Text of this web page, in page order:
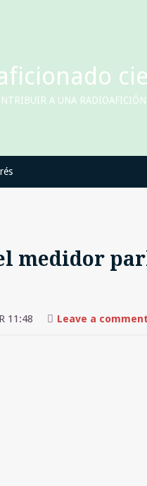
A UNA RADIOAFICIÓN
medidor
11:48 Leave a comment